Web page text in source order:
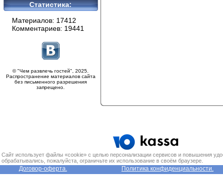
Статистика:
Материалов: 17412
Комментариев: 19441
© "Чем развлечь гостей", 2025.
Распространение материалов сайта
без письменного разрешения
запрещено.
Сайт использует файлы «cookie» с целью персонализации сервисов и повышения
обрабатывались, пожалуйста, ограничьте их использование в своём браузере.
Договор-оферта. Политика конфиденциальности.